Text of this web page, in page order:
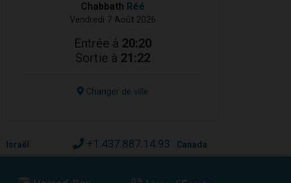
Chabbath Réé
Vendredi 7 Août 2026
Entrée à 20:20
Sortie à 21:22
Changer de ville
Israël +1.437.887.14.93 Canada